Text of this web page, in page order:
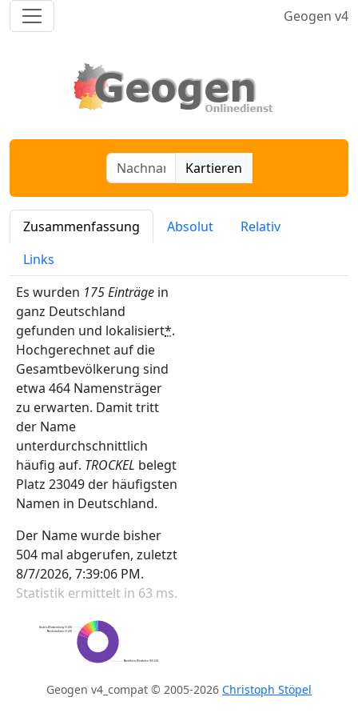
Geogen v4
Kartieren
Zusammenfassung Absolut
Relativ
Links
Es wurden 175 Einträge in
ganz Deutschland
gefunden und lokalisiert*.
Hochgerechnet auf die
Gesamtbevölkerung sind
etwa 464 Namensträger
zu erwarten. Damit tritt
der Name
unterdurchschnittlich
häufig auf. TROCKEL belegt
Platz 23049 der häufigsten
Namen in Deutschland.
Der Name wurde bisher
504 mal abgerufen, zuletzt
8/7/2026, 7:39:06 PM.
Statistik ermittelt in 63 ms.
Niedersachsen (3.4%)
Nordrhein-Westfalen (80.6%)
Baden-Württemberg (3.4%)
Geogen v4_compat © 2005-2026 Christoph Stöpel